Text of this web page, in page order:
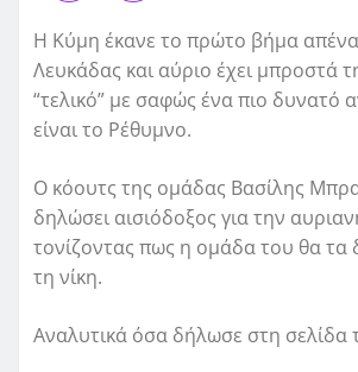
Η Κύμη έκανε το πρώτο βήμα
Λευκάδας και αύριο έχει μπροστά
“τελικό” με σαφώς ένα πιο δυνατό
είναι το Ρέθυμνο.
Ο κόουτς της ομάδας Βασίλης
δηλώσει αισιόδοξος για την
τονίζοντας πως η ομάδα του θα τα
τη νίκη.
Αναλυτικά όσα δήλωσε στη σελίδα